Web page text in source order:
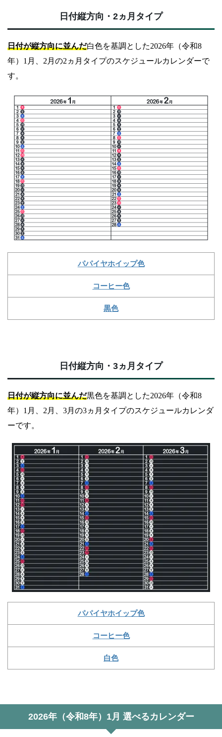
日付縦方向・2ヵ月タイプ
日付が縦方向に並んだ白色を基調とした2026年（令和8
年）1月、2月の2ヵ月タイプのスケジュールカレンダーで
す。
パパイヤホイップ色
コーヒー色
黒色
日付縦方向・3ヵ月タイプ
日付が縦方向に並んだ黒色を基調とした2026年（令和8
年）1月、2月、3月の3ヵ月タイプのスケジュールカレンダ
ーです。
パパイヤホイップ色
コーヒー色
白色
2026年（令和8年）1月 選べるカレンダー